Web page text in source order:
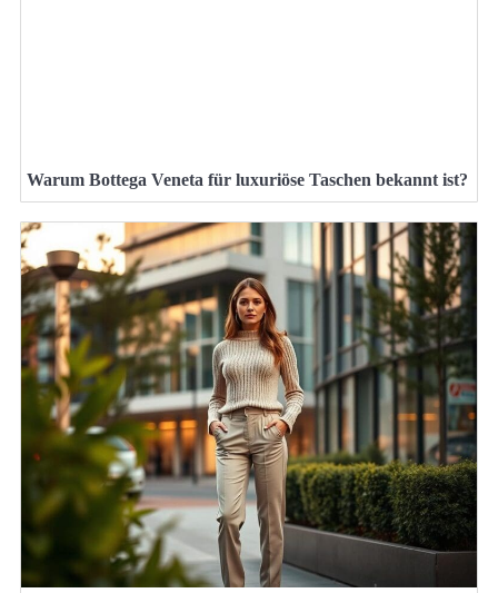
Warum Bottega Veneta für luxuriöse Taschen bekannt ist?